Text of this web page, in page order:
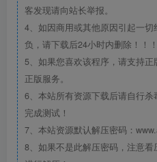
客发现请向站长举报。
4、如因商用或其他原因引起一
负，请下载后24小时内删除！！！
5、如果您喜欢该程序，请支持
正版服务。
6、本站所有资源下载后请自行
完成测试！
7、本站资源默认解压密码：
8、如果不是此解压密码，注意